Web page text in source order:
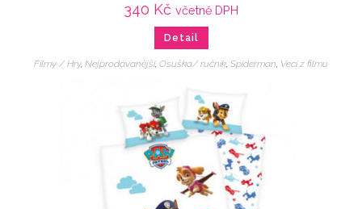
340 Kč včetně DPH
Detail
Filmy / Hry, Nejprodávanější, Osuška/ ručník, Spiderman, Veci z filmu